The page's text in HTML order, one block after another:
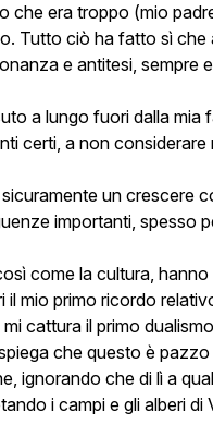
che era troppo (mio
Tutto ciò ha fatto sì che
e antitesi, sempre
a lungo fuori dalla mia
certi, a non
un crescere
importanti, spesso
come la cultura,
il mio primo ricordo
mi cattura il primo
che questo è
ignorando che di lì a
i campi e gli alberi